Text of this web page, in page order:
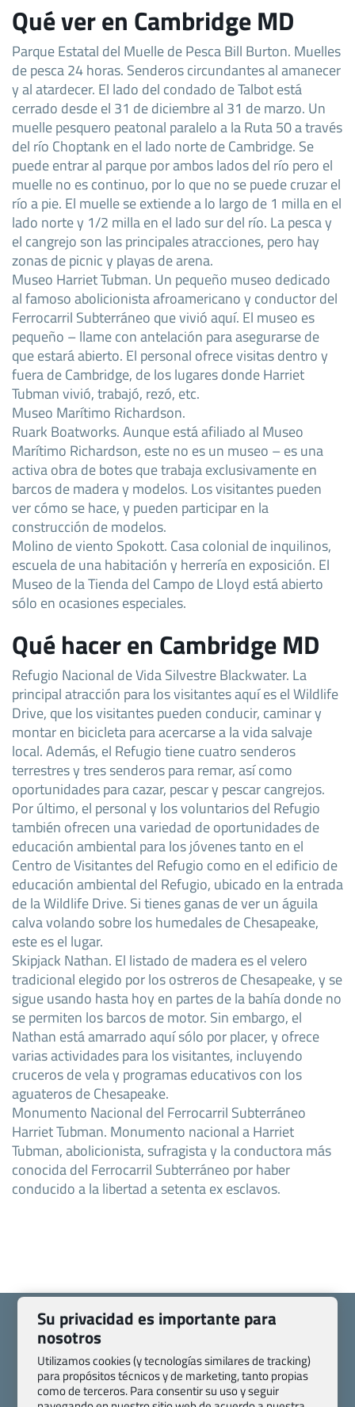
Qué ver en Cambridge MD
Parque Estatal del Muelle de Pesca Bill Burton. Muelles
de pesca 24 horas. Senderos circundantes al amanecer
y al atardecer. El lado del condado de Talbot está
cerrado desde el 31 de diciembre al 31 de marzo. Un
muelle pesquero peatonal paralelo a la Ruta 50 a través
del río Choptank en el lado norte de Cambridge. Se
puede entrar al parque por ambos lados del río pero el
muelle no es continuo, por lo que no se puede cruzar el
río a pie. El muelle se extiende a lo largo de 1 milla en el
lado norte y 1/2 milla en el lado sur del río. La pesca y
el cangrejo son las principales atracciones, pero hay
zonas de picnic y playas de arena.
Museo Harriet Tubman. Un pequeño museo dedicado
al famoso abolicionista afroamericano y conductor del
Ferrocarril Subterráneo que vivió aquí. El museo es
pequeño – llame con antelación para asegurarse de
que estará abierto. El personal ofrece visitas dentro y
fuera de Cambridge, de los lugares donde Harriet
Tubman vivió, trabajó, rezó, etc.
Museo Marítimo Richardson.
Ruark Boatworks. Aunque está afiliado al Museo
Marítimo Richardson, este no es un museo – es una
activa obra de botes que trabaja exclusivamente en
barcos de madera y modelos. Los visitantes pueden
ver cómo se hace, y pueden participar en la
construcción de modelos.
Molino de viento Spokott. Casa colonial de inquilinos,
escuela de una habitación y herrería en exposición. El
Museo de la Tienda del Campo de Lloyd está abierto
sólo en ocasiones especiales.
Qué hacer en Cambridge MD
Refugio Nacional de Vida Silvestre Blackwater. La
principal atracción para los visitantes aquí es el Wildlife
Drive, que los visitantes pueden conducir, caminar y
montar en bicicleta para acercarse a la vida salvaje
local. Además, el Refugio tiene cuatro senderos
terrestres y tres senderos para remar, así como
oportunidades para cazar, pescar y pescar cangrejos.
Por último, el personal y los voluntarios del Refugio
también ofrecen una variedad de oportunidades de
educación ambiental para los jóvenes tanto en el
Centro de Visitantes del Refugio como en el edificio de
educación ambiental del Refugio, ubicado en la entrada
de la Wildlife Drive. Si tienes ganas de ver un águila
calva volando sobre los humedales de Chesapeake,
este es el lugar.
Skipjack Nathan. El listado de madera es el velero
tradicional elegido por los ostreros de Chesapeake, y se
sigue usando hasta hoy en partes de la bahía donde no
se permiten los barcos de motor. Sin embargo, el
Nathan está amarrado aquí sólo por placer, y ofrece
varias actividades para los visitantes, incluyendo
cruceros de vela y programas educativos con los
aguateros de Chesapeake.
Monumento Nacional del Ferrocarril Subterráneo
Harriet Tubman. Monumento nacional a Harriet
Tubman, abolicionista, sufragista y la conductora más
conocida del Ferrocarril Subterráneo por haber
conducido a la libertad a setenta ex esclavos.
Quienes somos
Contacto
Pasaporte, Visado, Salud y otras disposiciones específicas
Su privacidad es importante para
nosotros
Utilizamos cookies (y tecnologías similares de tracking)
para propósitos técnicos y de marketing, tanto propias
como de terceros. Para consentir su uso y seguir